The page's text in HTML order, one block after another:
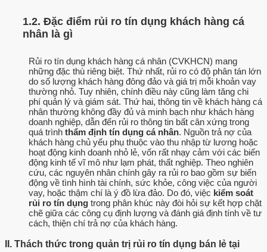
1.2. Đặc điểm rủi ro tín dụng khách hàng cá
nhân là gì
Rủi ro tín dụng khách hàng cá nhân (CVKHCN) mang
những đặc thù riêng biệt. Thứ nhất, rủi ro có độ phân tán lớn
do số lượng khách hàng đông đảo và giá trị mỗi khoản vay
thường nhỏ. Tuy nhiên, chính điều này cũng làm tăng chi
phí quản lý và giám sát. Thứ hai, thông tin về khách hàng cá
nhân thường không đầy đủ và minh bạch như khách hàng
doanh nghiệp, dẫn đến rủi ro thông tin bất cân xứng trong
quá trình thẩm định tín dụng cá nhân. Nguồn trả nợ của
khách hàng chủ yếu phụ thuộc vào thu nhập từ lương hoặc
hoạt động kinh doanh nhỏ lẻ, vốn rất nhạy cảm với các biến
động kinh tế vĩ mô như lạm phát, thất nghiệp. Theo nghiên
cứu, các nguyên nhân chính gây ra rủi ro bao gồm sự biến
động về tình hình tài chính, sức khỏe, công việc của người
vay, hoặc thậm chí là ý đồ lừa đảo. Do đó, việc kiểm soát
rủi ro tín dụng trong phân khúc này đòi hỏi sự kết hợp chặt
chẽ giữa các công cụ định lượng và đánh giá định tính về tư
cách, thiện chí trả nợ của khách hàng.
II. Thách thức trong quản trị rủi ro tín dụng bán lẻ tại